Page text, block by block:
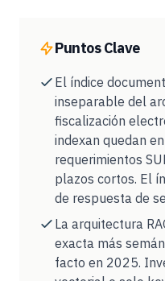
Puntos Clave
El índice
inseparable del
fiscalización
indexan quedan
requerimientos
plazos cortos. El
de respuesta de
La arquitectura
exacta más
facto en 2025.